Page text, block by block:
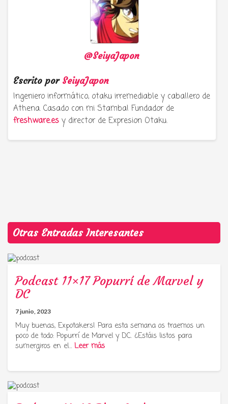
@SeiyaJapon
Escrito por SeiyaJapon
Ingeniero informático, otaku irremediable y caballero de
Athena. Casado con mi Stamba! Fundador de
freshware.es y director de Expresion Otaku.
Otras Entradas Interesantes
Podcast 11×17 Popurrí de Marvel y
DC
7 junio, 2023
Muy buenas, Expotakers! Para esta semana os traemos un
poco de todo: Popurrí de Marvel y DC. ¿Estáis listos para
sumergiros en el… Leer más